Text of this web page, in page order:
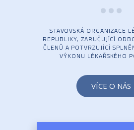
STAVOVSKÁ ORGANIZACE
REPUBLIKY, ZARUČUJÍCÍ
ČLENŮ A POTVRZUJÍCÍ
VÝKONU LÉKAŘSKÉHO
VÍCE O NÁS